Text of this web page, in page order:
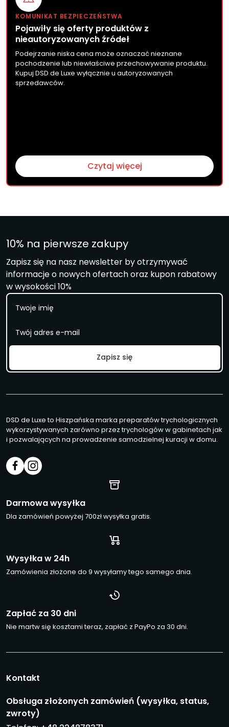
KOMUNIKAT BEZPIECZEŃSTWA
Pojawiły się oferty produktów z
nieautoryzowanych źródeł
Podejrzanie niska cena może oznaczać nieznane
pochodzenie lub niewłaściwe przechowywanie produktu.
Kupuj DSD de Luxe wyłącznie u autoryzowanych
sprzedawców.
Czytaj więcej
10% na pierwsze zakupy
Zapisz się na nasz newsletter by otrzymywać
informacje o nowych ofertach oraz kupon rabatowy
w wysokości 10%
m
m
a
l
*
Zapisz się
DSD de Luxe to Hiszpańska marka preparatów trychologicznych
wykorzystywanych zarówno przez trychologów w gabinetach jak
i pozwalających na prowadzenie samodzielnej kuracji w domu.
Darmowa wysyłka
Dla zamówień powyżej 700zł wysyłka gratis.
Wysyłka w 24h
Zamówienia złożone do 9 wysyłamy tego samego dnia.
Zapłać za 30 dni
Nie martw się kosztami teraz, zapłać z PayPo za 30 dni.
Kontakt
Obsługa złożonych zamówień (wysyłka, status,
zwroty)